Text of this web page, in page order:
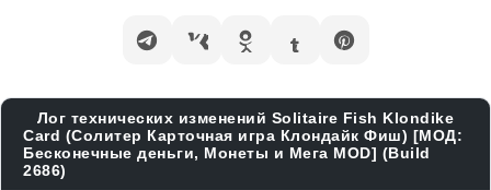
Лог технических изменений Solitaire Fish Klondike
Card (Солитер Карточная игра Клондайк Фиш) [МОД:
Бесконечные деньги, Монеты и Мега MOD] (Build
2686)